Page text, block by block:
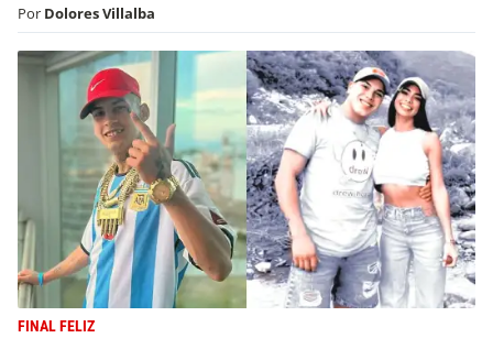
Por Dolores Villalba
FINAL FELIZ